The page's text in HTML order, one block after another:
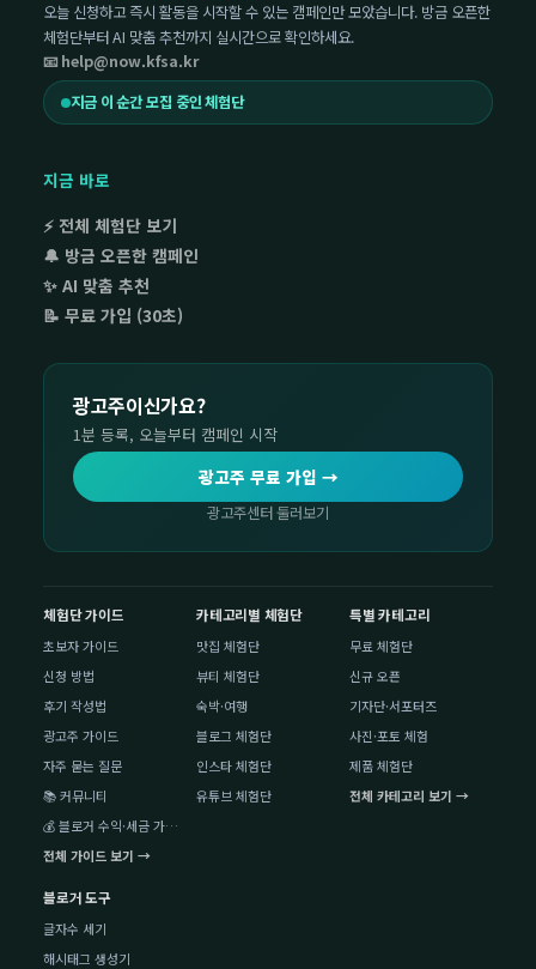
오늘 신청하고 즉시 활동을 시작할 수 있는 캠페인만 모았습니다. 방금 오픈한
체험단부터 AI 맞춤 추천까지 실시간으로 확인하세요.
📧 help@now.kfsa.kr
지금 이 순간 모집 중인 체험단
지금 바로
⚡ 전체 체험단 보기
🔔 방금 오픈한 캠페인
✨ AI 맞춤 추천
📝 무료 가입 (30초)
광고주이신가요?
1분 등록, 오늘부터 캠페인 시작
광고주 무료 가입 →
광고주센터 둘러보기
체험단 가이드
초보자 가이드
신청 방법
후기 작성법
광고주 가이드
자주 묻는 질문
📚 커뮤니티
💰 블로거 수익·세금 가이드
전체 가이드 보기 →
카테고리별 체험단
맛집 체험단
뷰티 체험단
숙박·여행
블로그 체험단
인스타 체험단
유튜브 체험단
특별 카테고리
무료 체험단
신규 오픈
기자단·서포터즈
사진·포토 체험
제품 체험단
전체 카테고리 보기 →
블로거 도구
글자수 세기
해시태그 생성기